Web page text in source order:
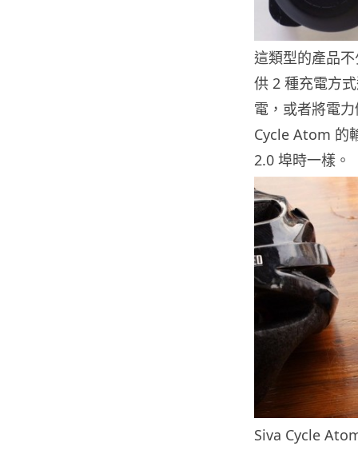
這類型的產品
供 2 種充電方
電，或者將電
Cycle Atom 的
2.0 埠時一樣。
Siva Cycle